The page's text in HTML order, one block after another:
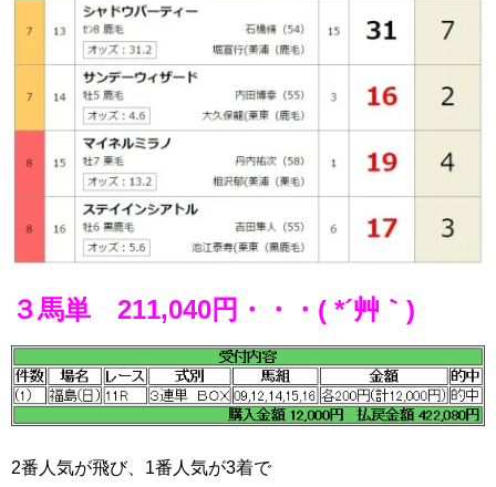
３馬単 211,040円・・・( *´艸｀)
2番人気が飛び、1番人気が3着で